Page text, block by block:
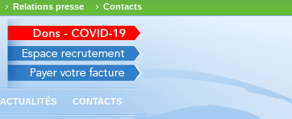
Relations presse Contacts
ACTUALITÉS CONTACTS